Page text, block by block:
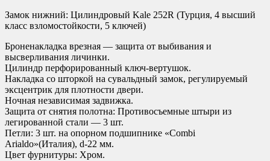
Замок нижний: Цилиндровый Kale 252R (Турция, 4 высший
класс взломостойкости, 5 ключей)
Броненакладка врезная — защита от выбивания и
высверливания личинки.
Цилиндр перфорированный ключ-вертушок.
Накладка со шторкой на сувальдный замок, регулируемый
эксцентрик для плотности двери.
Ночная независимая задвижка.
Защита от снятия полотна: Противосъемные штыри из
легированной стали — 3 шт.
Петли: 3 шт. на опорном подшипнике «Combi
Arialdo»(Италия), d-22 мм.
Цвет фурнитуры: Хром.